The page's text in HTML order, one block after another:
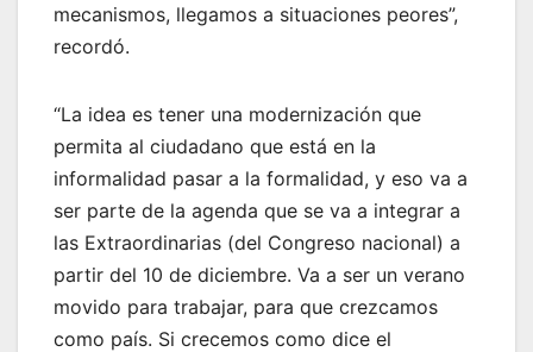
mecanismos, llegamos a situaciones peores”,
recordó.
“La idea es tener una modernización que
permita al ciudadano que está en la
informalidad pasar a la formalidad, y eso va a
ser parte de la agenda que se va a integrar a
las Extraordinarias (del Congreso nacional) a
partir del 10 de diciembre. Va a ser un verano
movido para trabajar, para que crezcamos
como país. Si crecemos como dice el